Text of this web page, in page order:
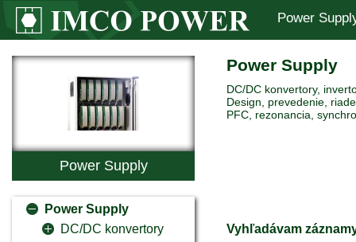
Power
Power Supply
Power Supply
DC/DC konvertory
Power Supply
DC/DC konvertory,
Design, prevedenie,
PFC, rezonancia,
Vyhľadávam